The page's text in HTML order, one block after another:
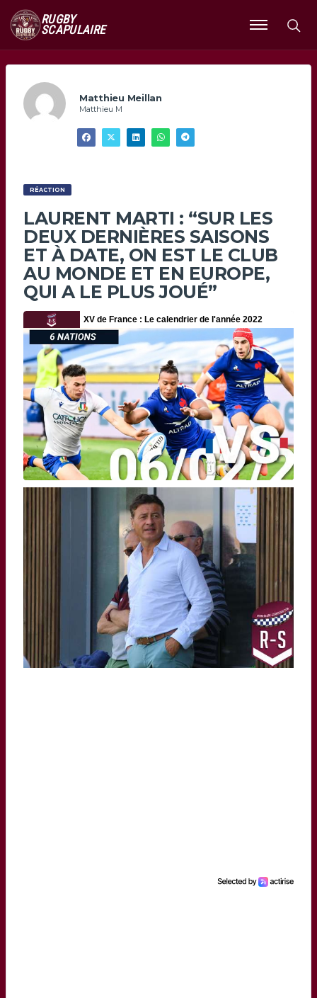
RUGBY
SCAPULAIRE
Ouvrir
le
Matthieu Meillan
Matthieu M
RÉACTION
LAURENT MARTI : “SUR LES
DEUX DERNIÈRES SAISONS
ET À DATE, ON EST LE CLUB
AU MONDE ET EN EUROPE,
QUI A LE PLUS JOUÉ”